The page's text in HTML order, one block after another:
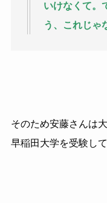
いけなくて。
う、これじゃ
そのため安藤さんは
早稲田大学を受験し